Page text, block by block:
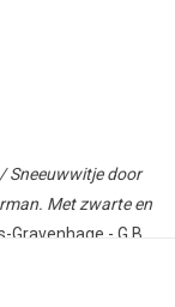
Sneeuwwitje door
Met zwarte en
Gravenhage - G.B.